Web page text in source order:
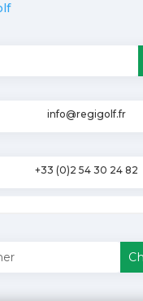
info@regigolf.fr
+33 (0)2 54 30 24 82